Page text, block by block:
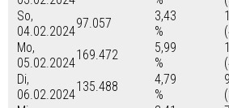
So,
04.02.2024
97.057
3,43
%
Mo,
05.02.2024
169.472
5,99
%
Di,
06.02.2024
135.488
4,79
%